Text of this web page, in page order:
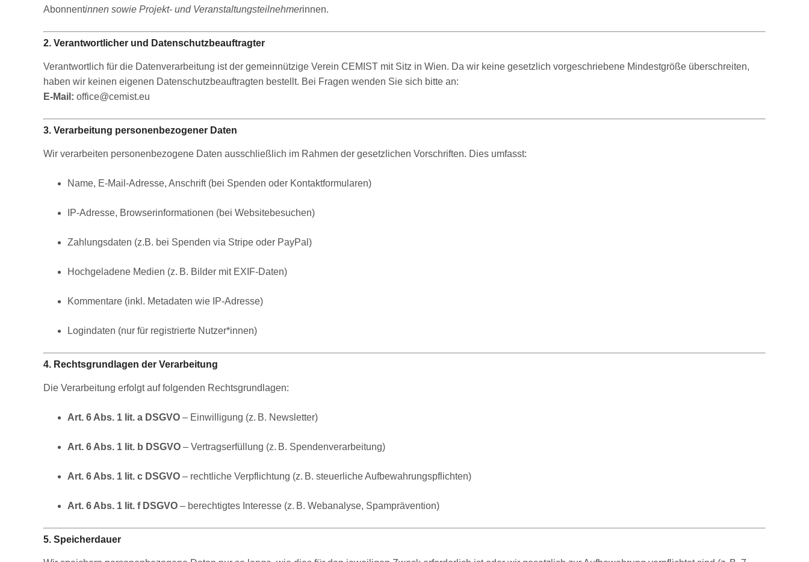
Abonnentinnen sowie Projekt- und Veranstaltungsteilnehmerinnen.
2. Verantwortlicher und Datenschutzbeauftragter
Verantwortlich für die Datenverarbeitung ist der gemeinnützige Verein CEMIST mit Sitz in Wien. Da wir keine gesetzlich vorgeschriebene Mindestgröße überschreiten,
haben wir keinen eigenen Datenschutzbeauftragten bestellt. Bei Fragen wenden Sie sich bitte an:
E-Mail: office@cemist.eu
3. Verarbeitung personenbezogener Daten
Wir verarbeiten personenbezogene Daten ausschließlich im Rahmen der gesetzlichen Vorschriften. Dies umfasst:
Name, E-Mail-Adresse, Anschrift (bei Spenden oder Kontaktformularen)
IP-Adresse, Browserinformationen (bei Websitebesuchen)
Zahlungsdaten (z.B. bei Spenden via Stripe oder PayPal)
Hochgeladene Medien (z. B. Bilder mit EXIF-Daten)
Kommentare (inkl. Metadaten wie IP-Adresse)
Logindaten (nur für registrierte Nutzer*innen)
4. Rechtsgrundlagen der Verarbeitung
Die Verarbeitung erfolgt auf folgenden Rechtsgrundlagen:
Art. 6 Abs. 1 lit. a DSGVO – Einwilligung (z. B. Newsletter)
Art. 6 Abs. 1 lit. b DSGVO – Vertragserfüllung (z. B. Spendenverarbeitung)
Art. 6 Abs. 1 lit. c DSGVO – rechtliche Verpflichtung (z. B. steuerliche Aufbewahrungspflichten)
Art. 6 Abs. 1 lit. f DSGVO – berechtigtes Interesse (z. B. Webanalyse, Spamprävention)
5. Speicherdauer